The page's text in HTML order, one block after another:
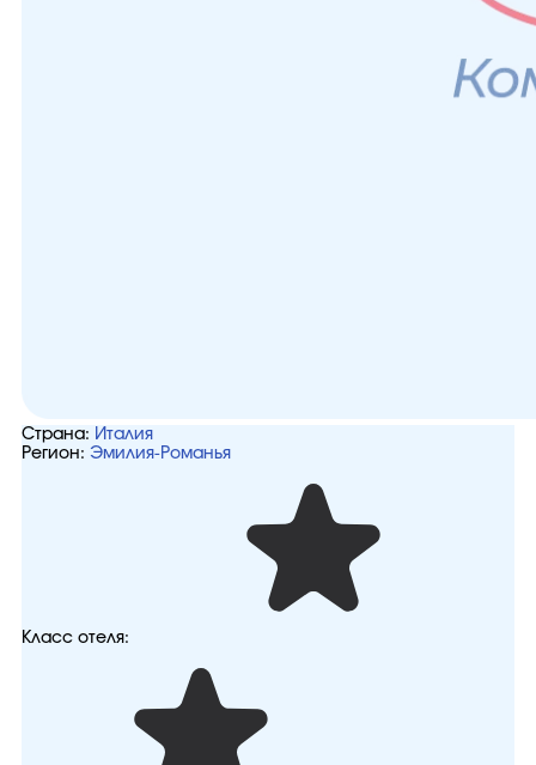
Страна: Италия
Регион: Эмилия-Романья
Класс отеля: